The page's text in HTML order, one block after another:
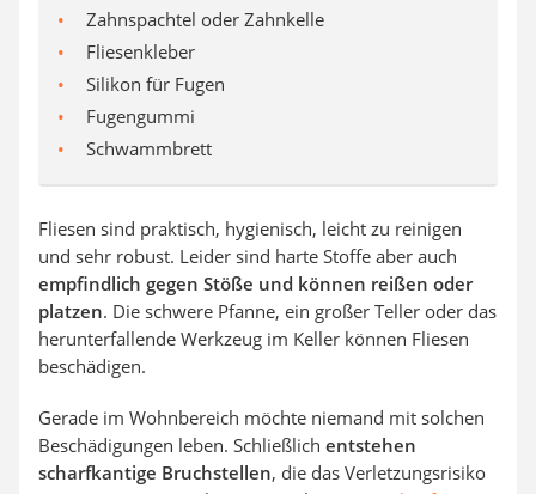
Zahnspachtel oder Zahnkelle
Fliesenkleber
Silikon für Fugen
Fugengummi
Schwammbrett
Fliesen sind praktisch, hygienisch, leicht zu reinigen
und sehr robust. Leider sind harte Stoffe aber auch
empfindlich gegen Stöße und können reißen oder
platzen. Die schwere Pfanne, ein großer Teller oder das
herunterfallende Werkzeug im Keller können Fliesen
beschädigen.
Gerade im Wohnbereich möchte niemand mit solchen
Beschädigungen leben. Schließlich entstehen
scharfkantige Bruchstellen, die das Verletzungsrisiko